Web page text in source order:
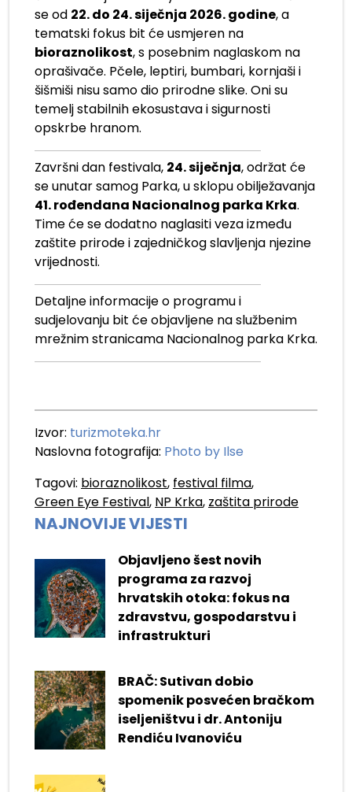
se od 22. do 24. siječnja 2026. godine, a
tematski fokus bit će usmjeren na
bioraznolikost, s posebnim naglaskom na
oprašivače. Pčele, leptiri, bumbari, kornjaši i
šišmiši nisu samo dio prirodne slike. Oni su
temelj stabilnih ekosustava i sigurnosti
opskrbe hranom.
Završni dan festivala, 24. siječnja, održat će
se unutar samog Parka, u sklopu obilježavanja
41. rođendana Nacionalnog parka Krka.
Time će se dodatno naglasiti veza između
zaštite prirode i zajedničkog slavljenja njezine
vrijednosti.
Detaljne informacije o programu i
sudjelovanju bit će objavljene na službenim
mrežnim stranicama Nacionalnog parka Krka.
Izvor: turizmoteka.hr
Naslovna fotografija: Photo by Ilse
Tagovi: bioraznolikost, festival filma,
Green Eye Festival, NP Krka, zaštita prirode
NAJNOVIJE VIJESTI
Objavljeno šest novih
programa za razvoj
hrvatskih otoka: fokus na
zdravstvu, gospodarstvu i
infrastrukturi
BRAČ: Sutivan dobio
spomenik posvećen bračkom
iseljeništvu i dr. Antoniju
Rendiću Ivanoviću